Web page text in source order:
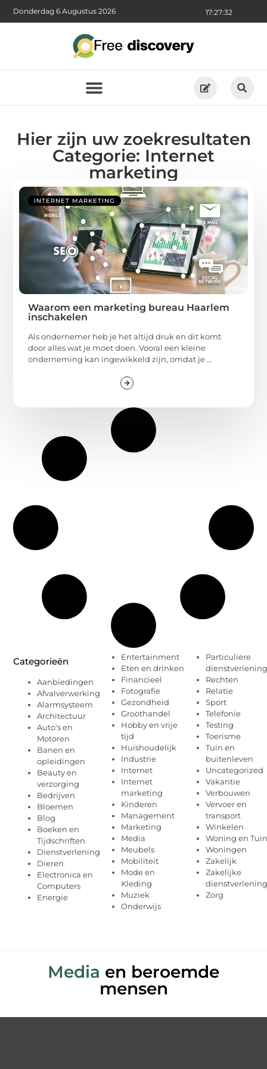
17:27:33
Donderdag 6 Augustus 2026
Hier zijn uw zoekresultaten
Categorie: Internet
marketing
INTERNET MARKETING
Waarom een marketing bureau Haarlem
inschakelen
Als ondernemer heb je het altijd druk en dit komt
door alles wat je moet doen. Vooral een kleine
onderneming kan ingewikkeld zijn, omdat je ...
Categorieën
Aanbiedingen
Afvalverwerking
Alarmsysteem
Architectuur
Auto's en
Motoren
Banen en
opleidingen
Beauty en
verzorging
Bedrijven
Bloemen
Blog
Boeken en
Tijdschriften
Dienstverlening
Dieren
Electronica en
Computers
Energie
Entertainment
Eten en drinken
Financieel
Fotografie
Gezondheid
Groothandel
Hobby en vrije
tijd
Huishoudelijk
Industrie
Internet
Internet
marketing
Kinderen
Management
Marketing
Media
Meubels
Mobiliteit
Mode en
Kleding
Muziek
Onderwijs
Particuliere
dienstverlening
Rechten
Relatie
Sport
Telefonie
Testing
Toerisme
Tuin en
buitenleven
Uncategorized
Vakantie
Verbouwen
Vervoer en
transport
Winkelen
Woning en Tuin
Woningen
Zakelijk
Zakelijke
dienstverlening
Zorg
Media en beroemde
mensen